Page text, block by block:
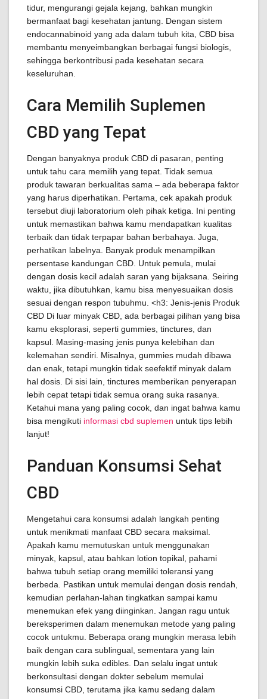
tidur, mengurangi gejala kejang, bahkan mungkin
bermanfaat bagi kesehatan jantung. Dengan sistem
endocannabinoid yang ada dalam tubuh kita, CBD bisa
membantu menyeimbangkan berbagai fungsi biologis,
sehingga berkontribusi pada kesehatan secara
keseluruhan.
Cara Memilih Suplemen
CBD yang Tepat
Dengan banyaknya produk CBD di pasaran, penting
untuk tahu cara memilih yang tepat. Tidak semua
produk tawaran berkualitas sama – ada beberapa faktor
yang harus diperhatikan. Pertama, cek apakah produk
tersebut diuji laboratorium oleh pihak ketiga. Ini penting
untuk memastikan bahwa kamu mendapatkan kualitas
terbaik dan tidak terpapar bahan berbahaya. Juga,
perhatikan labelnya. Banyak produk menampilkan
persentase kandungan CBD. Untuk pemula, mulai
dengan dosis kecil adalah saran yang bijaksana. Seiring
waktu, jika dibutuhkan, kamu bisa menyesuaikan dosis
sesuai dengan respon tubuhmu. <h3: Jenis-jenis Produk
CBD Di luar minyak CBD, ada berbagai pilihan yang bisa
kamu eksplorasi, seperti gummies, tinctures, dan
kapsul. Masing-masing jenis punya kelebihan dan
kelemahan sendiri. Misalnya, gummies mudah dibawa
dan enak, tetapi mungkin tidak seefektif minyak dalam
hal dosis. Di sisi lain, tinctures memberikan penyerapan
lebih cepat tetapi tidak semua orang suka rasanya.
Ketahui mana yang paling cocok, dan ingat bahwa kamu
bisa mengikuti informasi cbd suplemen untuk tips lebih
lanjut!
Panduan Konsumsi Sehat
CBD
Mengetahui cara konsumsi adalah langkah penting
untuk menikmati manfaat CBD secara maksimal.
Apakah kamu memutuskan untuk menggunakan
minyak, kapsul, atau bahkan lotion topikal, pahami
bahwa tubuh setiap orang memiliki toleransi yang
berbeda. Pastikan untuk memulai dengan dosis rendah,
kemudian perlahan-lahan tingkatkan sampai kamu
menemukan efek yang diinginkan. Jangan ragu untuk
bereksperimen dalam menemukan metode yang paling
cocok untukmu. Beberapa orang mungkin merasa lebih
baik dengan cara sublingual, sementara yang lain
mungkin lebih suka edibles. Dan selalu ingat untuk
berkonsultasi dengan dokter sebelum memulai
konsumsi CBD, terutama jika kamu sedang dalam